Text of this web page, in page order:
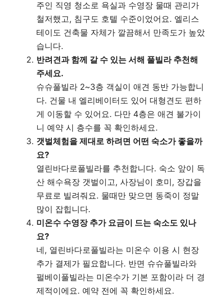
주인 직영 청소로 욕실과 수영장 물때 관리가
철저했고, 침구도 호텔 수준이었어요. 엘리스
테이도 건축물 자체가 깔끔해서 만족도가 높았
습니다.
반려견과 함께 갈 수 있는 서해 풀빌라 추천해
주세요.
슈슈풀빌라 2~3층 객실이 애견 동반 가능합니
다. 건물 내 엘리베이터도 있어 대형견도 편하
게 이동할 수 있어요. 다만 4층은 애견 불가이
니 예약 시 층수를 꼭 확인하세요.
갯벌체험을 제대로 하려면 어떤 숙소가 좋을까
요?
열린바다로풀빌라를 추천합니다. 숙소 앞이 독
산 해수욕장 갯벌이고, 사장님이 호미, 장갑을
무료로 빌려줘요. 물때만 맞으면 동죽이 정말
많이 잡힙니다.
미온수 수영장 추가 요금이 드는 숙소도 있나
요?
네, 열린바다로풀빌라는 미온수 이용 시 현장
추가 결제가 필요합니다. 반면 슈슈풀빌라와
펄베이풀빌라는 미온수가 기본 포함이라 더 경
제적이에요. 예약 전에 꼭 확인하세요.